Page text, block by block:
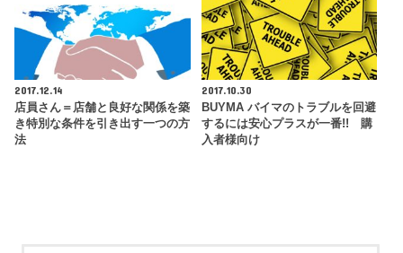
2017.12.14
店員さん＝店舗と良好な関係を築
き特別な条件を引き出す一つの方
法
2017.10.30
BUYMA バイマのトラブルを回避
するには安心プラスが一番!! 購
入者様向け